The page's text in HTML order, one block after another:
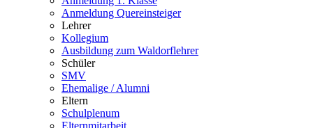
Anmeldung Quereinsteiger
Lehrer
Kollegium
Ausbildung zum Waldorflehrer
Schüler
SMV
Ehemalige / Alumni
Eltern
Schulplenum
Elternmitarbeit